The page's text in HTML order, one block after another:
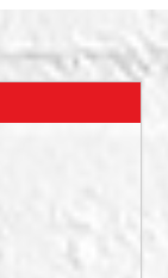
依現況點
標的物第
物，屬原
移轉證書